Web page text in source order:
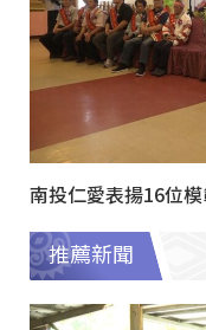
南投仁愛表揚16位
推薦新聞